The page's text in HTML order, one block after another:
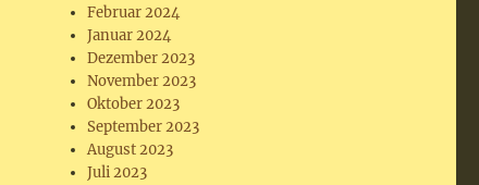
Februar 2024
Januar 2024
Dezember 2023
November 2023
Oktober 2023
September 2023
August 2023
Juli 2023